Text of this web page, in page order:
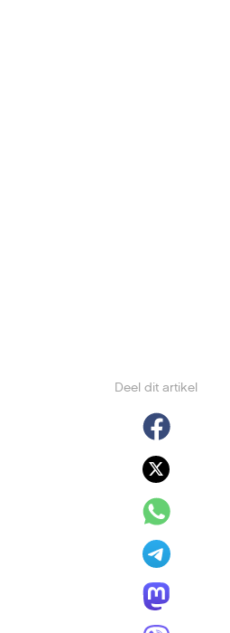
Deel dit artikel